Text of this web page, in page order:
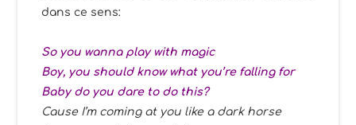
dans ce sens:
So you wanna play with magic
Boy, you should know what you’re falling for
Baby do you dare to do this?
Cause I’m coming at you like a dark horse